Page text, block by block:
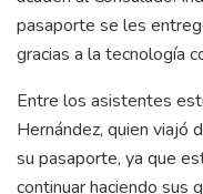
pasaporte se les
gracias a la tecnología
Entre los asistentes
Hernández, quien viajó
su pasaporte, ya que
continuar haciendo sus